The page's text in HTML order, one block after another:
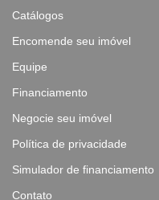
Catálogos
Encomende seu imóvel
Equipe
Financiamento
Negocie seu imóvel
Política de privacidade
Simulador de financiamento
Contato